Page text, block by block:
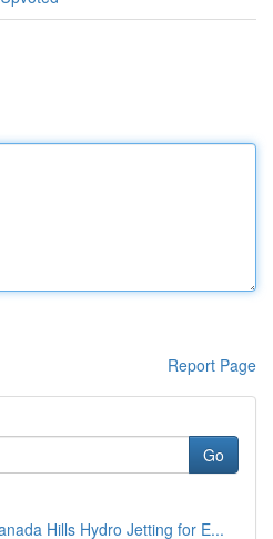
Report Page
Go
Hills Hydro Jetting for E...